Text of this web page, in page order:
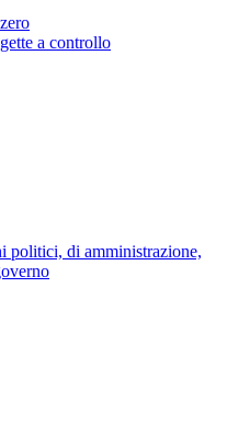
a controllo
politici, di amministrazione,